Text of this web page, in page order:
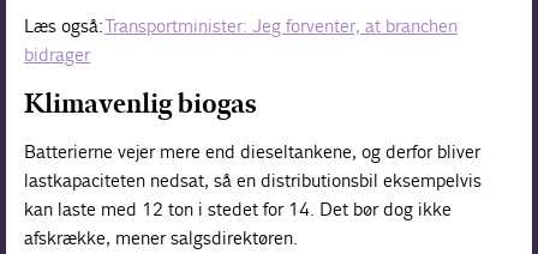
Læs også:Transportminister: Jeg forventer, at branchen
bidrager
Klimavenlig biogas
Batterierne vejer mere end dieseltankene, og derfor bliver
lastkapaciteten nedsat, så en distributionsbil eksempelvis
kan laste med 12 ton i stedet for 14. Det bør dog ikke
afskrække, mener salgsdirektøren.